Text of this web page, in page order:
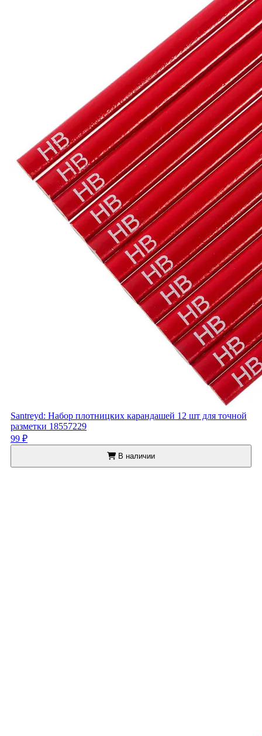
Santreyd: Набор плотницких карандашей 12 шт для точной
разметки 18557229
99 ₽
В наличии